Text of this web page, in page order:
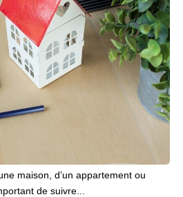
maison, d’un appartement ou
de suivre...